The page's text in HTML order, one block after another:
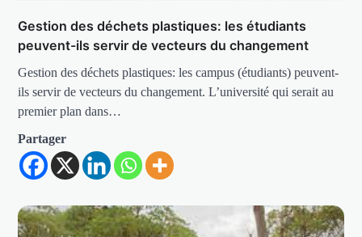
Gestion des déchets plastiques: les étudiants
peuvent-ils servir de vecteurs du changement
Gestion des déchets plastiques: les campus (étudiants) peuvent-
ils servir de vecteurs du changement. L’université qui serait au
premier plan dans…
Partager